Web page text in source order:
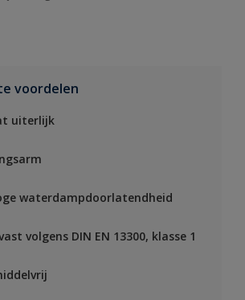
voordelen
uiterlijk
waterdampdoorlatendheid
volgens DIN EN 13300, klasse 1